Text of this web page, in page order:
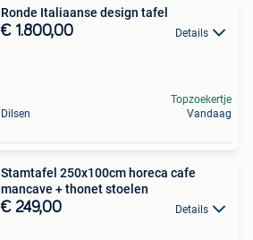
Ronde Italiaanse design tafel
€ 1.800,00 Details
Dilsen
Topzoekertje
Vandaag
Stamtafel 250x100cm horeca cafe
mancave + thonet stoelen
€ 249,00 Details